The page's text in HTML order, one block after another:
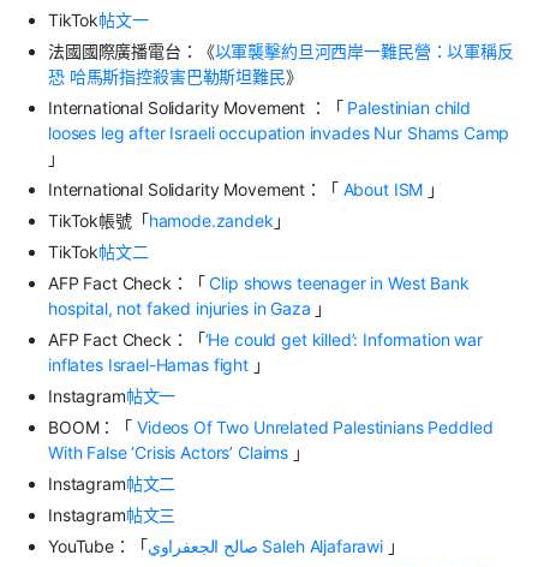
TikTok帖文一
法國國際廣播電台：《以軍襲擊約旦河西岸一難民營：以軍稱反
恐 哈馬斯指控殺害巴勒斯坦難民》
International Solidarity Movement ：「 Palestinian child
looses leg after Israeli occupation invades Nur Shams Camp
」
International Solidarity Movement ：「 About ISM 」
TikTok帳號「hamode.zandek 」
TikTok帖文二
AFP Fact Check ：「 Clip shows teenager in West Bank
hospital, not faked injuries in Gaza 」
AFP Fact Check ：「‘He could get killed’: Information war
inflates Israel-Hamas fight 」
Instagram帖文一
BOOM：「 Videos Of Two Unrelated Palestinians Peddled
With False ‘Crisis Actors’ Claims 」
Instagram帖文二
Instagram帖文三
YouTube：「 صالح الجعفراوي Saleh Aljafarawi 」